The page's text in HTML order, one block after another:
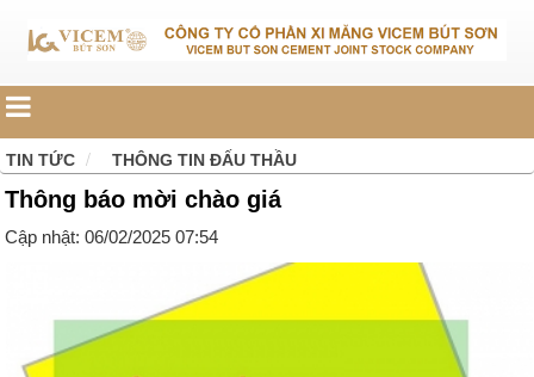
TIN TỨC THÔNG TIN ĐẤU THẦU
Thông báo mời chào giá
Cập nhật: 06/02/2025 07:54